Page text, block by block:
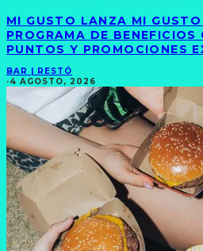
MI GUSTO LANZA MI
PROGRAMA DE
PUNTOS Y PROMOCIONES
BAR | RESTÓ
·4 AGOSTO, 2026